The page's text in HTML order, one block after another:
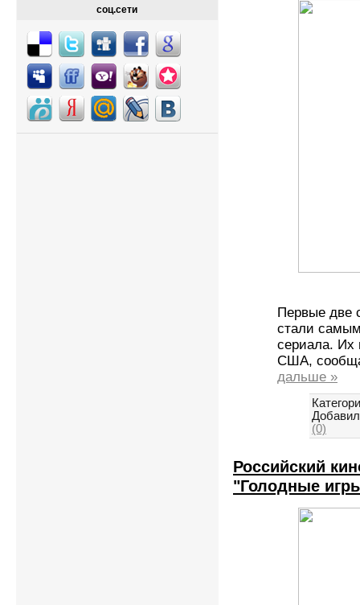
соц.сети
Первые две
стали
сериала. Их
США,
дальше »
(0)
Российский
"Голодные